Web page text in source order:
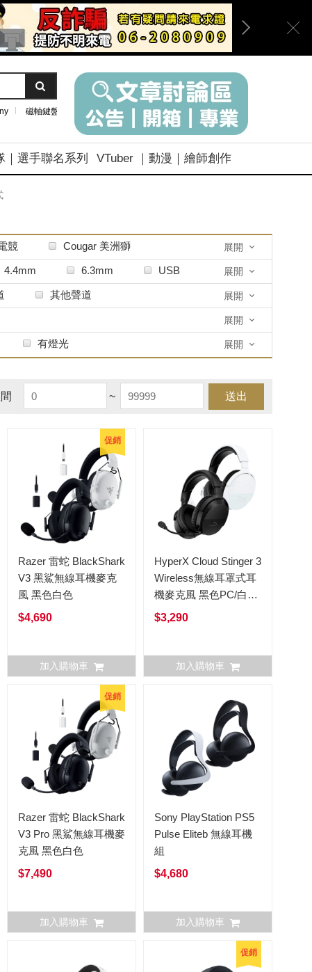
磁軸鍵盤
｜選手聯名系列 VTuber ｜動漫｜繪師創作
競
Cougar 美洲獅
Razer 雷蛇
Sennheiser森海塞爾
展開
4.4mm 6.3mm
USB
RCA
同軸
展開
其他聲道 展開
展開
有燈光 展開
~ 送出
促銷
Razer 雷蛇 BlackShark
V3 黑鯊無線耳機麥克
風 黑色白色
$4,690
加入購物車
HyperX Cloud Stinger 3
Wireless無線耳罩式耳
機麥克風 黑色PC/白色
PS
$3,290
加入購物車
促銷
Razer 雷蛇 BlackShark
V3 Pro 黑鯊無線耳機麥
克風 黑色白色
$7,490
加入購物車
Sony PlayStation PS5
Pulse Eliteb 無線耳機
組
$4,680
加入購物車
促銷